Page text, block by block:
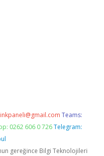
Teams:
0262 606 0 726 Telegram:
gereğince Bilgi Teknolojileri